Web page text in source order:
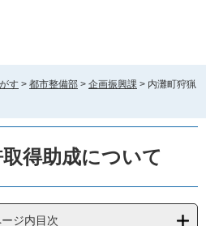
す > 都市整備部 > 企画振興課 > 内灘町狩猟
得助成について
ジ内目次